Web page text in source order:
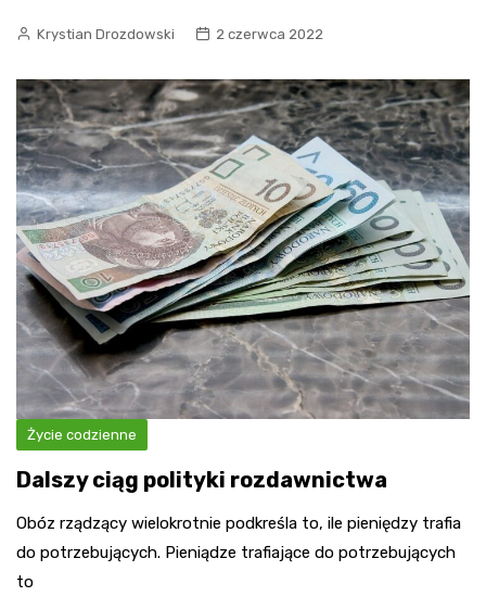
Krystian Drozdowski 2 czerwca 2022
Życie codzienne
Dalszy ciąg polityki rozdawnictwa
Obóz rządzący wielokrotnie podkreśla to, ile pieniędzy trafia
do potrzebujących. Pieniądze trafiające do potrzebujących
to